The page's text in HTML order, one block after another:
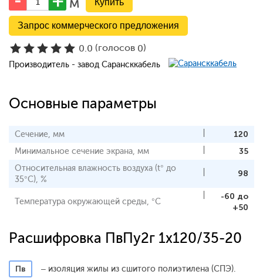
Запрос коммерческого предложения
0.0 (голосов 0)
Производитель - завод Сарансккабель
Основные параметры
Сечение, мм
120
Минимальное сечение экрана, мм
35
Относительная влажность воздуха (t° до
35°С), %
98
Температура окружающей среды, °С
-60 до
+50
Расшифровка ПвПу2г 1x120/35-20
Пв – изоляция жилы из сшитого полиэтилена (СПЭ).